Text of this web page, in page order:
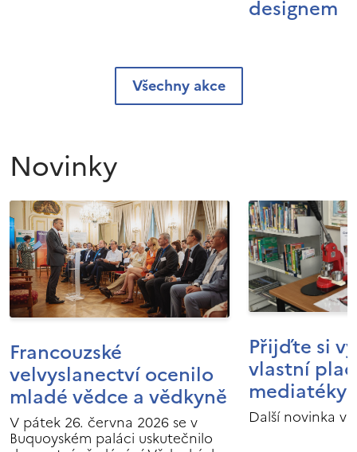
designem
Všechny akce
Novinky
Francouzské
velvyslanectví ocenilo
mladé vědce a vědkyně
V pátek 26. června 2026 se v
Buquoyském paláci uskutečnilo
Přijďte si
vlastní
mediatéky
Další novinka v